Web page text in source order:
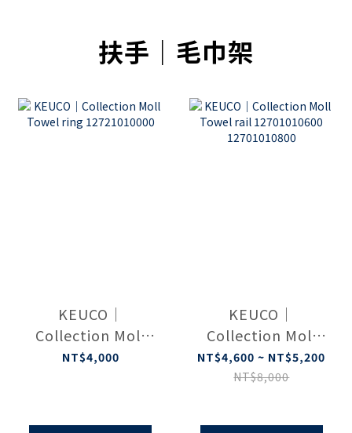
扶手｜毛巾架
KEUCO｜
Collection Moll
Towel ring
NT$4,000
KEUCO｜
Collection Moll
Towel rail
12701010600
NT$4,600 ~ NT$5,200
NT$8,000